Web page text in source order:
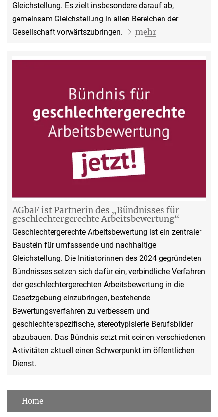
Gleichstellung. Es zielt insbesondere darauf ab,
gemeinsam Gleichstellung in allen Bereichen der
Gesellschaft vorwärtszubringen.
mehr
AGbaF ist Partnerin des „Bündnisses für
geschlechtergerechte Arbeitsbewertung“
Geschlechtergerechte Arbeitsbewertung ist ein zentraler
Baustein für umfassende und nachhaltige
Gleichstellung. Die Initiatorinnen des 2024 gegründeten
Bündnisses setzen sich dafür ein, verbindliche Verfahren
der geschlechtergerechten Arbeitsbewertung in die
Gesetzgebung einzubringen, bestehende
Bewertungsverfahren zu verbessern und
geschlechterspezifische, stereotypisierte Berufsbilder
abzubauen. Das Bündnis setzt mit seinen verschiedenen
Aktivitäten aktuell einen Schwerpunkt im öffentlichen
Dienst.
Home